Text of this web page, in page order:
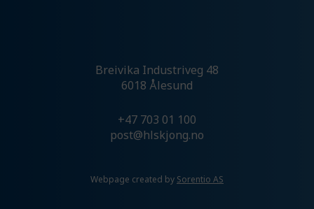
Breivika Industriveg 48
6018 Ålesund
+47 703 01 100
post@hlskjong.no
Webpage created by Sorentio AS